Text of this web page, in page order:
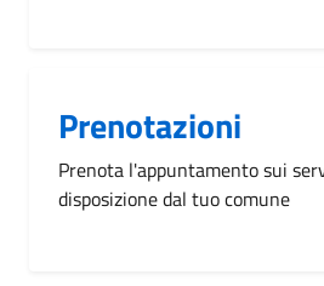
Prenotazioni
Prenota l'appuntamento sui
disposizione dal tuo comune